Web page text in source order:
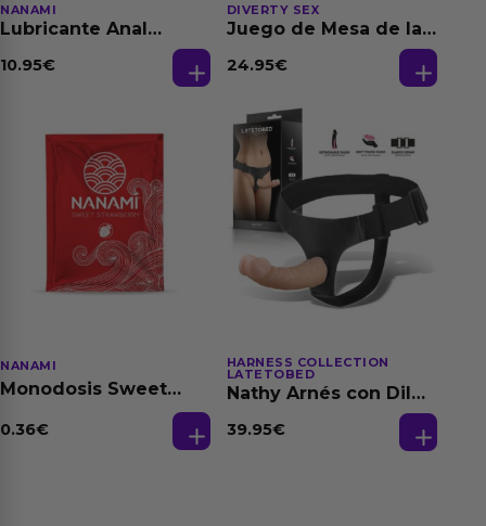
NANAMI
Lubricante Anal
Dilatación Base Agua
10.95€
DIVERTY SEX
Juego de Mesa de las
24.95€
NANAMI
Monodosis Sweet
Base Agua 4 ml
0.36€
HARNESS COLLECTION
LATETOBED
Nathy Arnés con Dildo
39.95€